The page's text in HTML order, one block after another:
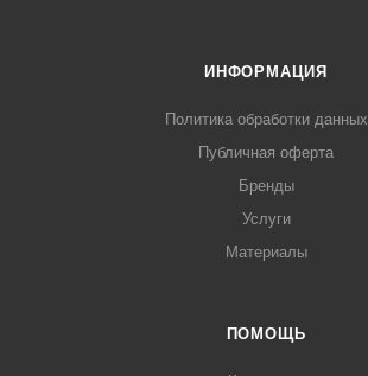
ИНФОРМАЦИЯ
Политика обработки данных
Публичная оферта
Бренды
Услуги
Материалы
ПОМОЩЬ